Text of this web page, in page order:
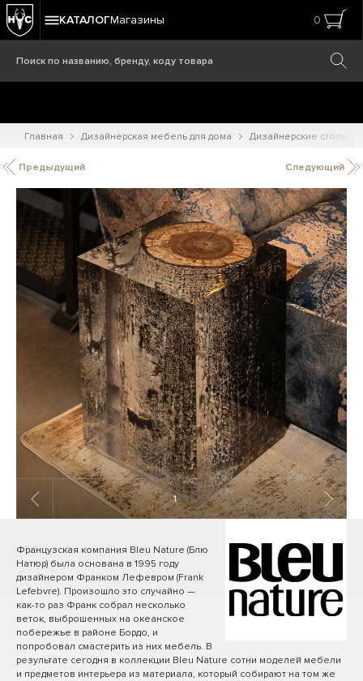
КАТАЛОГМагазины 0
Главная Дизайнерская мебель для дома Дизайнерские столы
Предыдущий Следующий
1/ 7
Французская компания Bleu Nature (Блю
Натюр) была основана в 1995 году
дизайнером Франком Лефевром (Frank
Lefebvre). Произошло это случайно —
как-то раз Франк собрал несколько
веток, выброшенных на океанское
побережье в районе Бордо, и
попробовал смастерить из них мебель. В
результате сегодня в коллекции Bleu Nature сотни моделей мебели
и предметов интерьера из материала, который собирают на том же